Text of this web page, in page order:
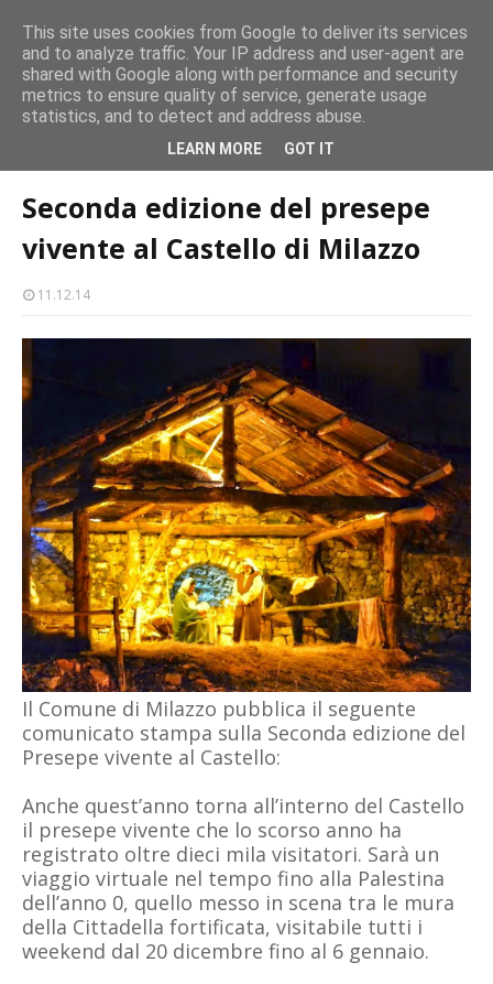
Milazzo 28ª Sagra del Pesce a Vaccarella: il programma
EVENTI
Seconda edizione del presepe vivente al Castello di
Seconda edizione del presepe
vivente al Castello di Milazzo
11.12.14
Il Comune di Milazzo pubblica il seguente
comunicato stampa sulla Seconda edizione del
Presepe vivente al Castello:
Anche quest’anno torna all’interno del Castello
il presepe vivente che lo scorso anno ha
registrato oltre dieci mila visitatori. Sarà un
viaggio virtuale nel tempo fino alla Palestina
dell’anno 0, quello messo in scena tra le mura
della Cittadella fortificata, visitabile tutti i
weekend dal 20 dicembre fino al 6 gennaio.
This site uses cookies from Google to deliver its services
and to analyze traffic. Your IP address and user-agent are
shared with Google along with performance and security
metrics to ensure quality of service, generate usage
statistics, and to detect and address abuse.
LEARN MORE GOT IT